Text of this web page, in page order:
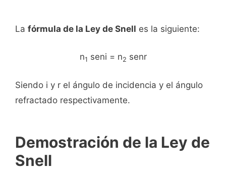
La fórmula de la Ley de Snell es la siguiente:
n1 seni = n2 senr
Siendo i y r el ángulo de incidencia y el ángulo
refractado respectivamente.
Demostración de la Ley de
Snell